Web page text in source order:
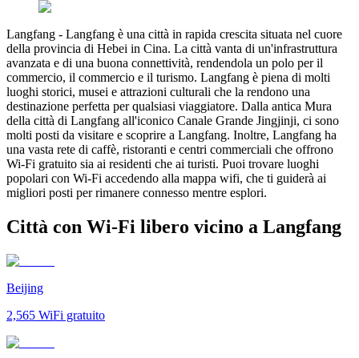
Langfang - Langfang è una città in rapida crescita situata nel cuore
della provincia di Hebei in Cina. La città vanta di un'infrastruttura
avanzata e di una buona connettività, rendendola un polo per il
commercio, il commercio e il turismo. Langfang è piena di molti
luoghi storici, musei e attrazioni culturali che la rendono una
destinazione perfetta per qualsiasi viaggiatore. Dalla antica Mura
della città di Langfang all'iconico Canale Grande Jingjinji, ci sono
molti posti da visitare e scoprire a Langfang. Inoltre, Langfang ha
una vasta rete di caffè, ristoranti e centri commerciali che offrono
Wi-Fi gratuito sia ai residenti che ai turisti. Puoi trovare luoghi
popolari con Wi-Fi accedendo alla mappa wifi, che ti guiderà ai
migliori posti per rimanere connesso mentre esplori.
Città con Wi-Fi libero vicino a Langfang
Beijing
2,565 WiFi gratuito